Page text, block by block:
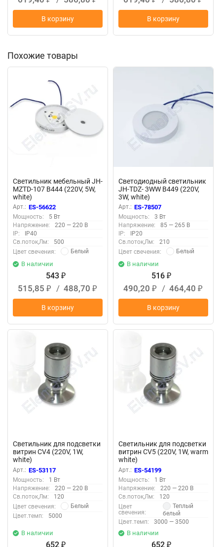
В корзину В корзину
Похожие товары
Светильник мебельный JH-
MZTD-107 B444 (220V, 5W,
white)
Арт.: ES-56622
Мощность:
5 Вт
Напряжение:
220 — 220 В
IP:
IP40
Св.поток,Лм:
500
Цвет свечения:
Белый
В наличии
543 ₽
515,85 ₽ / 488,70 ₽
В корзину
Светодиодный светильник
JH-TDZ- 3WW B449 (220V,
3W, white)
Арт.: ES-78507
Мощность:
3 Вт
Напряжение:
85 — 265 В
IP:
IP20
Св.поток,Лм:
210
Цвет свечения:
Белый
В наличии
516 ₽
490,20 ₽ / 464,40 ₽
В корзину
Светильник для подсветки
витрин CV4 (220V, 1W,
white)
Арт.: ES-53117
Мощность:
1 Вт
Напряжение:
220 — 220 В
Св.поток,Лм:
120
Цвет свечения:
Белый
Цвет.темп:
5000
В наличии
652 ₽
Светильник для подсветки
витрин CV5 (220V, 1W, warm
white)
Арт.: ES-54199
Мощность:
1 Вт
Напряжение:
220 — 220 В
Св.поток,Лм:
120
Цвет
свечения:
Теплый
белый
Цвет.темп:
3000 — 3500
В наличии
652 ₽